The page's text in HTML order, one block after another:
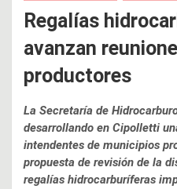
Regalías
avanzan
productores
La Secretaría de
desarrollando en Cipolletti
intendentes de municipios
propuesta de revisión de la
regalías hidrocarburíferas